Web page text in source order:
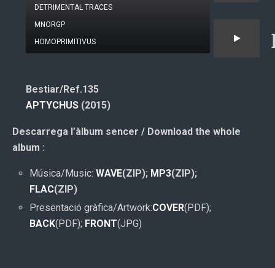
DETRIMENTAL TRACES
MNORGP
HOMOPRIMITIVUS
Bestiar/Ref.135
APTYCHUS (2015)
Descarrega l’àlbum sencer / Download the whole
album :
Música/Music:WAVE(ZIP); MP3(ZIP);
FLAC(ZIP)
Presentació gràfica/Artwork:COVER(PDF);
BACK(PDF); FRONT(JPG)